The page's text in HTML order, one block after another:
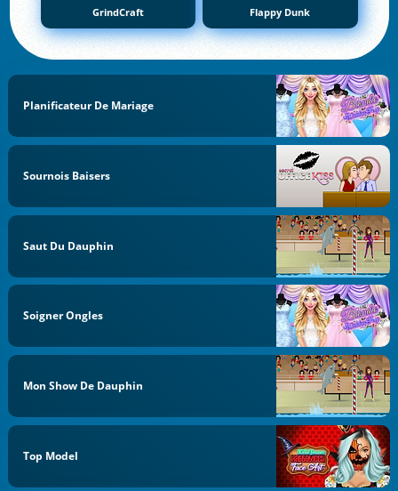
GrindCraft Flappy Dunk
Planificateur De Mariage
Sournois Baisers
Saut Du Dauphin
Soigner Ongles
Mon Show De Dauphin
Top Model